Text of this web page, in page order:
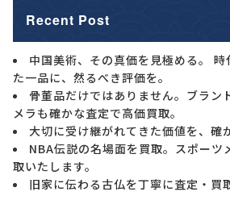
Recent Post
中国美術、その真価を見極める。
た一品に、然るべき評価を。
骨董品だけではありません。ブラン
メラも確かな査定で高価買取。
大切に受け継がれてきた価値を、確
NBA伝説の名場面を買取。スポーツ
取いたします。
旧家に伝わる古仏を丁寧に査定・買